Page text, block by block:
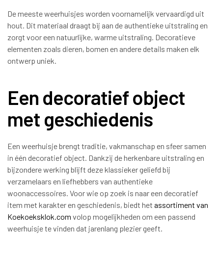
De meeste weerhuisjes worden voornamelijk vervaardigd uit
hout. Dit materiaal draagt bij aan de authentieke uitstraling en
zorgt voor een natuurlijke, warme uitstraling. Decoratieve
elementen zoals dieren, bomen en andere details maken elk
ontwerp uniek.
Een decoratief object
met geschiedenis
Een weerhuisje brengt traditie, vakmanschap en sfeer samen
in één decoratief object. Dankzij de herkenbare uitstraling en
bijzondere werking blijft deze klassieker geliefd bij
verzamelaars en liefhebbers van authentieke
woonaccessoires. Voor wie op zoek is naar een decoratief
item met karakter en geschiedenis, biedt het assortiment van
Koekoeksklok.com volop mogelijkheden om een passend
weerhuisje te vinden dat jarenlang plezier geeft.